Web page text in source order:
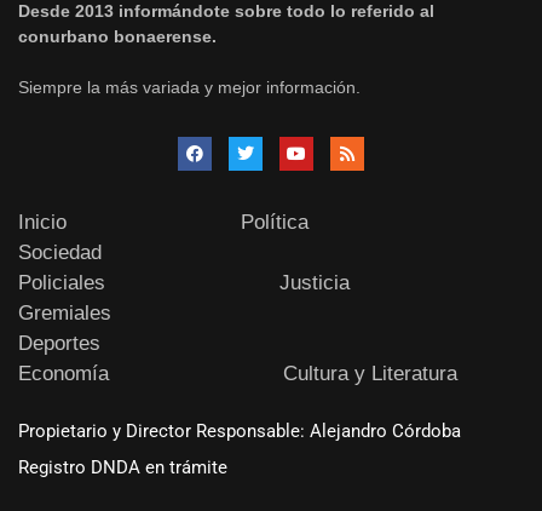
Desde 2013 informándote sobre todo lo referido al
conurbano bonaerense.
Siempre la más variada y mejor información.
Inicio
Política
Sociedad
Policiales
Justicia
Gremiales
Deportes
Economía
Cultura y Literatura
Propietario y Director Responsable: Alejandro Córdoba
Registro DNDA en trámite